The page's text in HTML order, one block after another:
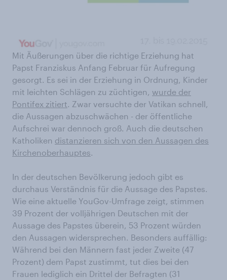
Mit Äußerungen über die richtige Erziehung hat
Papst Franziskus Anfang Februar für Aufregung
gesorgt. Es sei in der Erziehung in Ordnung, Kinder
mit leichten Schlägen zu züchtigen, wurde der
Pontifex zitiert . Zwar versuchte der Vatikan schnell,
die Aussagen abzuschwächen - der öffentliche
Aufschrei war dennoch groß. Auch die deutschen
Katholiken distanzieren sich von den Aussagen des
Kirchenoberhauptes
In der deutschen Bevölkerung jedoch gibt es
durchaus Verständnis für die Aussage des Papstes.
Wie eine aktuelle YouGov-Umfrage zeigt, stimmen
39 Prozent der volljährigen Deutschen mit der
Aussage des Papstes überein, 53 Prozent würden
den Aussagen widersprechen. Besonders auffällig:
Während bei den Männern fast jeder Zweite (47
Prozent) dem Papst zustimmt, tut dies bei den
Frauen lediglich ein Drittel der Befragten (31